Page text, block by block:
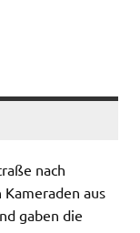
nach
aus
gaben die